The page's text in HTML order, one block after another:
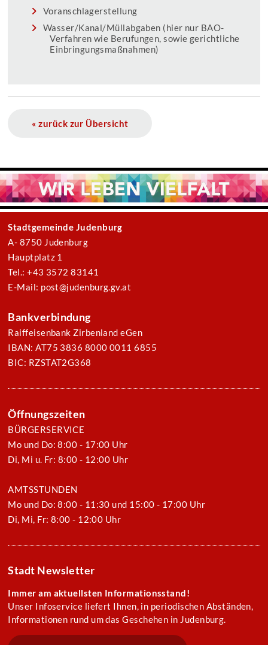
Voranschlagerstellung
Wasser/Kanal/Müllabgaben (hier nur BAO-
Verfahren wie Berufungen, sowie gerichtliche
Einbringungsmaßnahmen)
« zurück zur Übersicht
Stadtgemeinde Judenburg
A- 8750 Judenburg
Hauptplatz 1
Tel.: +43 3572 83141
E-Mail: post@judenburg.gv.at
Bankverbindung
Raiffeisenbank Zirbenland eGen
IBAN: AT75 3836 8000 0011 6855
BIC: RZSTAT2G368
Öffnungszeiten
BÜRGERSERVICE
Mo und Do: 8:00 - 17:00 Uhr
Di, Mi u. Fr: 8:00 - 12:00 Uhr
AMTSSTUNDEN
Mo und Do: 8:00 - 11:30 und 15:00 - 17:00 Uhr
Di, Mi, Fr: 8:00 - 12:00 Uhr
Stadt Newsletter
Immer am aktuellsten Informationsstand!
Unser Infoservice liefert Ihnen, in periodischen Abständen,
Informationen rund um das Geschehen in Judenburg.